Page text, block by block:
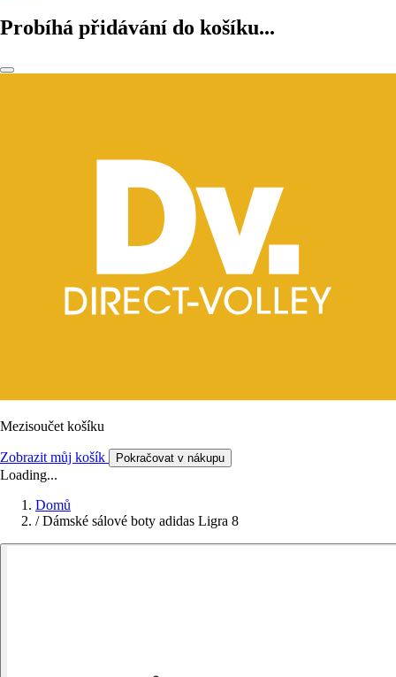
Probíhá přidávání do košíku...
Mezisoučet košíku
Zobrazit můj košík Pokračovat v nákupu
Loading...
Domů
/ Dámské sálové boty adidas Ligra 8